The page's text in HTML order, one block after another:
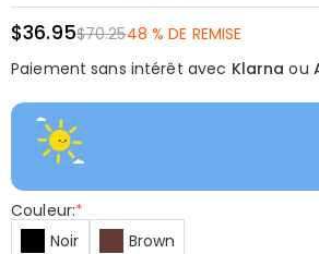
$36.95$70.2548 % DE REMISE
Paiement sans intérêt avec Klarna ou
Couleur:*
Noir
Brown